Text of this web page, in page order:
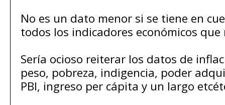
No es un dato menor si se tiene en
todos los indicadores económicos que
Sería ocioso reiterar los datos de
peso, pobreza, indigencia, poder
PBI, ingreso per cápita y un largo